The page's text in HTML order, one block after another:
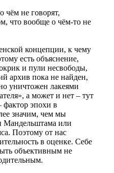
чём не говорят,
что вообще о чём-то не
концепции, к чему
есть объяснение,
и пули несвободы,
архив пока не найден,
уничтожен лакеями
а может и нет – тут
фактор эпохи в
значим, чем мы
Мандельштама или
Поэтому от нас
в оценке. Себе
объективным не